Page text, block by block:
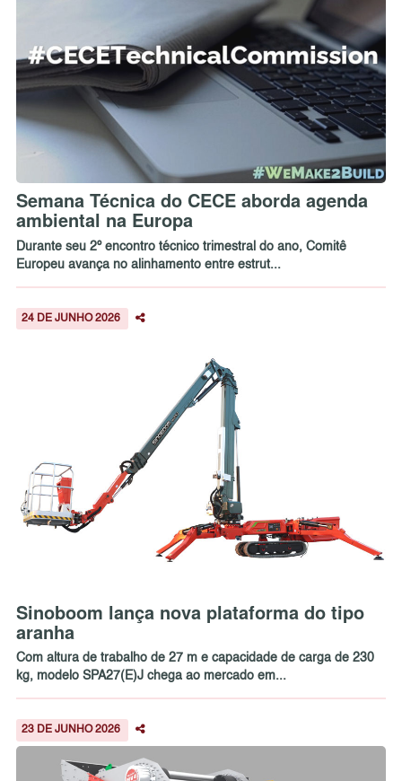
Semana Técnica do CECE aborda agenda
ambiental na Europa
Durante seu 2º encontro técnico trimestral do ano, Comitê
Europeu avança no alinhamento entre estrut...
24 DE JUNHO 2026
Sinoboom lança nova plataforma do tipo
aranha
Com altura de trabalho de 27 m e capacidade de carga de 230
kg, modelo SPA27(E)J chega ao mercado em...
23 DE JUNHO 2026